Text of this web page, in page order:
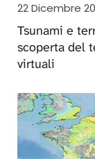
22 Dicembre
Tsunami e
scoperta del
virtuali